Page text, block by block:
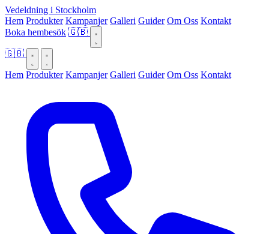
Vedeldning i Stockholm
Hem Produkter Kampanjer Galleri Guider Om Oss Kontakt
Boka hembesök 🇬🇧
🇬🇧
Hem Produkter Kampanjer Galleri Guider Om Oss Kontakt